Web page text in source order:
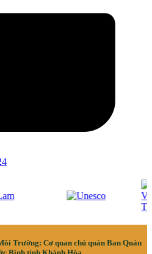
Trường: Cơ quan chủ quản Ban Quản